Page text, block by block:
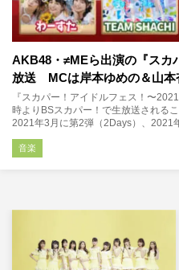
AKB48・≠MEら出演の『スカ
放送 MCは岸本ゆめの＆山本
『スカパー！アイドルフェス！〜
時よりBSスカパー！で生放送される
2021年3月に第2弾（2Days）、2021
音楽